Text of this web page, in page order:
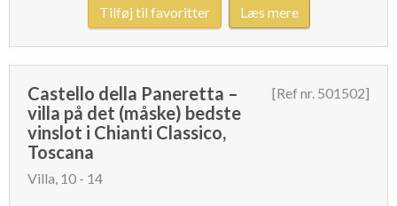
Tilføj til favoritter Læs mere
Castello della Paneretta –
villa på det (måske) bedste
vinslot i Chianti Classico,
Toscana
Villa, 10 - 14
[Ref nr. 501502]